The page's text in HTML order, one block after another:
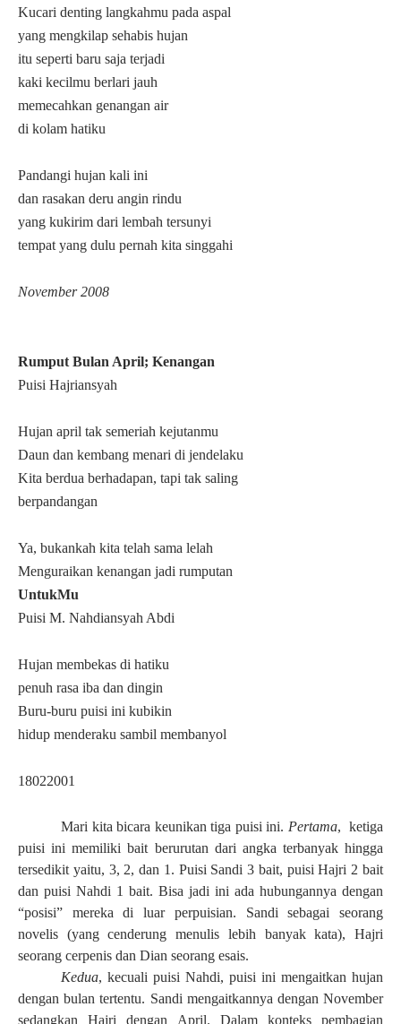
Kucari denting langkahmu pada aspal
yang mengkilap sehabis hujan
itu seperti baru saja terjadi
kaki kecilmu berlari jauh
memecahkan genangan air
di kolam hatiku
Pandangi hujan kali ini
dan rasakan deru angin rindu
yang kukirim dari lembah tersunyi
tempat yang dulu pernah kita singgahi
November 2008
Rumput Bulan April; Kenangan
Puisi Hajriansyah
Hujan april tak semeriah kejutanmu
Daun dan kembang menari di jendelaku
Kita berdua berhadapan, tapi tak saling
berpandangan
Ya, bukankah kita telah sama lelah
Menguraikan kenangan jadi rumputan
UntukMu
Puisi M. Nahdiansyah Abdi
Hujan membekas di hatiku
penuh rasa iba dan dingin
Buru-buru puisi ini kubikin
hidup menderaku sambil membanyol
18022001
Mari kita bicara keunikan tiga puisi ini. Pertama, ketiga
puisi ini memiliki bait berurutan dari angka terbanyak hingga
tersedikit yaitu, 3, 2, dan 1. Puisi Sandi 3 bait, puisi Hajri 2 bait
dan puisi Nahdi 1 bait. Bisa jadi ini ada hubungannya dengan
“posisi” mereka di luar perpuisian. Sandi sebagai seorang
novelis (yang cenderung menulis lebih banyak kata), Hajri
seorang cerpenis dan Dian seorang esais.
Kedua, kecuali puisi Nahdi, puisi ini mengaitkan hujan
dengan bulan tertentu. Sandi mengaitkannya dengan November
sedangkan Hajri dengan April. Dalam konteks pembagian